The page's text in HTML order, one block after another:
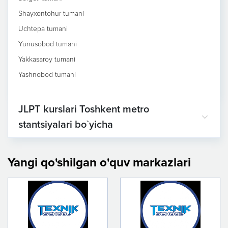
Shayxontohur tumani
Uchtepa tumani
Yunusobod tumani
Yakkasaroy tumani
Yashnobod tumani
JLPT kurslari Toshkent metro
stantsiyalari bo`yicha
Yangi qo'shilgan o'quv markazlari